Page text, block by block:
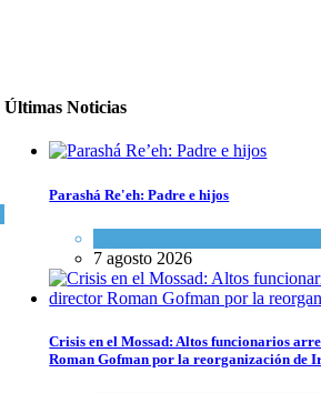
Últimas Noticias
Parashá Re'eh: Padre e hijos
7 agosto 2026
Crisis en el Mossad: Altos funcionarios
Roman Gofman por la reorganización de